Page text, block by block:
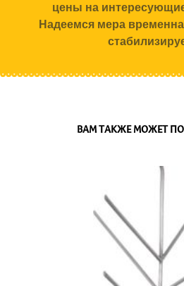
цены на
Надеемся мера
ВАМ ТАКЖЕ МОЖЕТ